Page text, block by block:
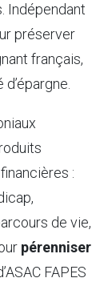
Indépendant
préserver
français,
:
de vie,
pérenniser
FAPES